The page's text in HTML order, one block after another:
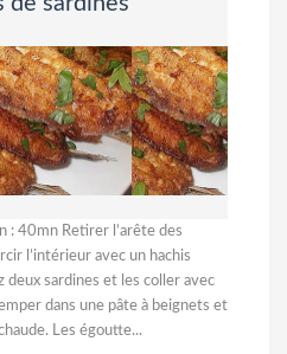
: 40mn Retirer l’arête des
l’intérieur avec un hachis
deux sardines et les coller avec
dans une pâte à beignets et
Les égoutte...